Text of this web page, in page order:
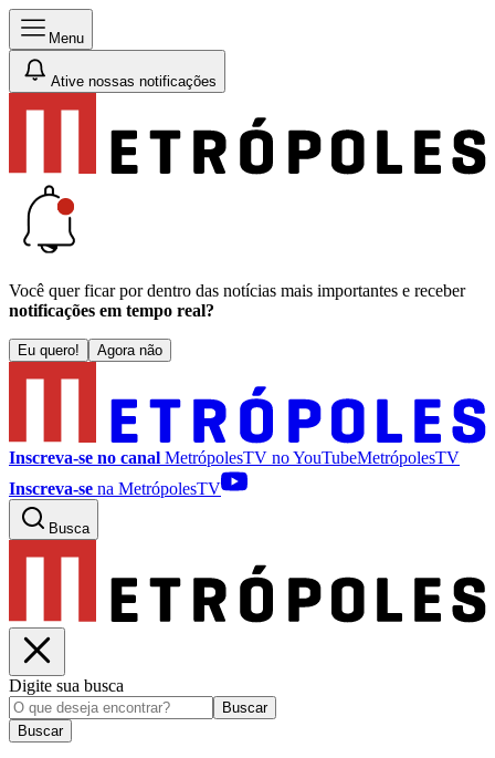
Menu
Ative nossas notificações
Você quer ficar por dentro das notícias mais importantes e receber
notificações em tempo real?
Eu quero! Agora não
Inscreva-se no canal MetrópolesTV noYouTubeMetrópolesTV
Inscreva-se na MetrópolesTV
Busca
Digite sua busca
Buscar
Buscar